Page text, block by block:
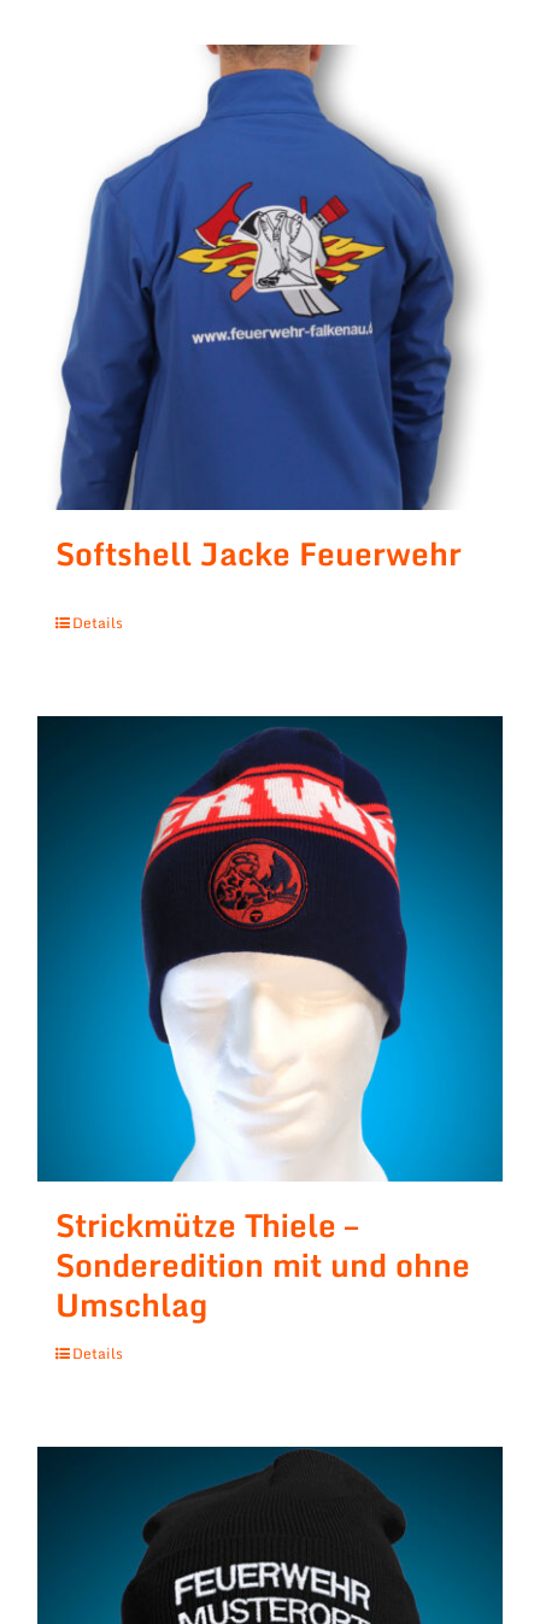
Softshell Jacke Feuerwehr
Details
Strickmütze Thiele –
Sonderedition mit und ohne
Umschlag
Details